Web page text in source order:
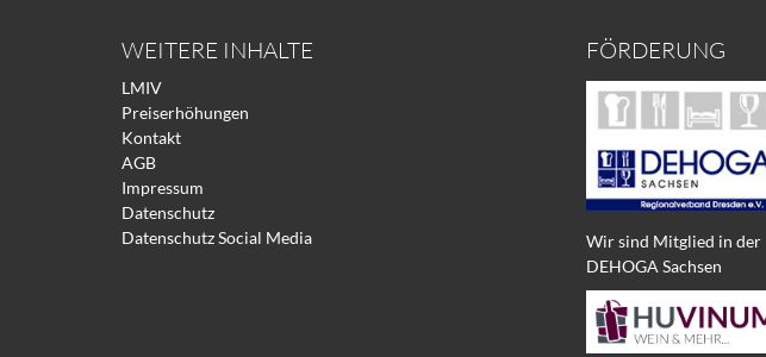
WEITERE INHALTE
LMIV
Preiserhöhungen
Kontakt
AGB
Impressum
Datenschutz
Datenschutz Social Media
FÖRDERUNG
Wir sind Mitglied in der
DEHOGA Sachsen